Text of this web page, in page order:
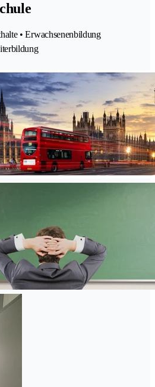
• Erwachsenenbildung